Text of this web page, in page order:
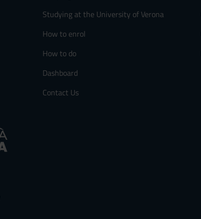
Studying at the University of Verona
How to enrol
How to do
Dashboard
Contact Us